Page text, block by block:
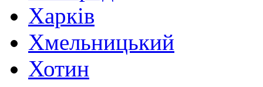
Харків
Хмельницький
Хотин